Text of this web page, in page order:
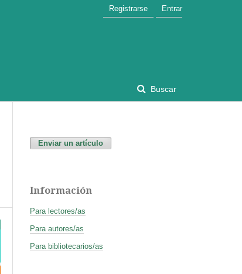
Buscar
Registrarse Entrar
Enviar un artículo
Información
Para lectores/as
Para autores/as
Para bibliotecarios/as